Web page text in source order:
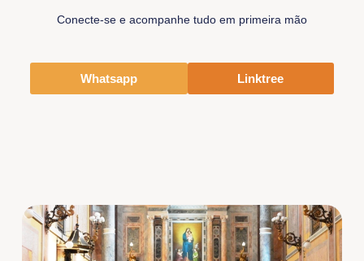
Conecte-se e acompanhe tudo em primeira mão
Whatsapp Linktree